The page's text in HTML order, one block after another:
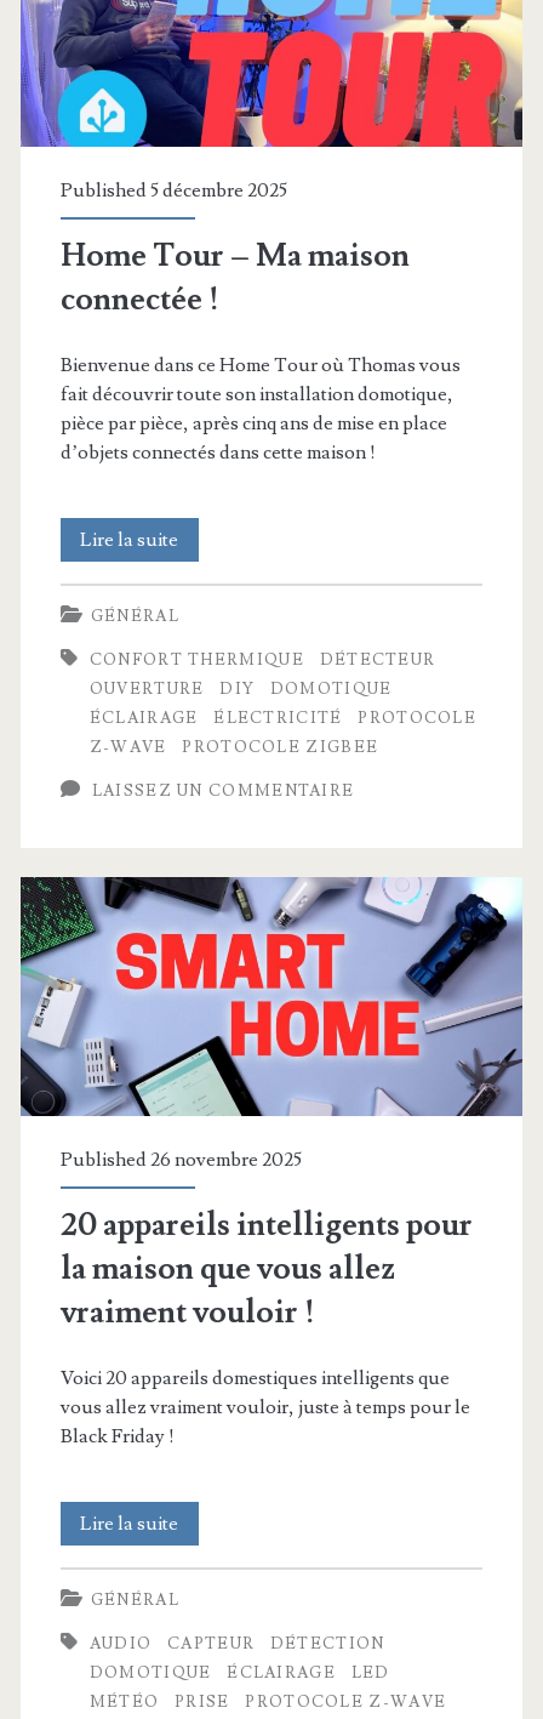
Published 5 décembre 2025
Home Tour – Ma maison
connectée !
Bienvenue dans ce Home Tour où Thomas vous
fait découvrir toute son installation domotique,
pièce par pièce, après cinq ans de mise en place
d’objets connectés dans cette maison !
Lire la suite
Tour
–
Ma
maison
connectée
!
GÉNÉRAL
CONFORT THERMIQUE
DÉTECTEUR
OUVERTURE
DIY
DOMOTIQUE
ÉCLAIRAGE
ÉLECTRICITÉ
PROTOCOLE
Z-WAVE
PROTOCOLE ZIGBEE
LAISSEZ UN COMMENTAIRE
Published 26 novembre 2025
20 appareils intelligents pour
la maison que vous allez
vraiment vouloir !
Voici 20 appareils domestiques intelligents que
vous allez vraiment vouloir, juste à temps pour le
Black Friday !
Lire la suite
appareils
intelligents
pour
la
GÉNÉRAL
AUDIO CAPTEUR
DÉTECTION
DOMOTIQUE
ÉCLAIRAGE
LED
MÉTÉO
PRISE
PROTOCOLE Z-WAVE